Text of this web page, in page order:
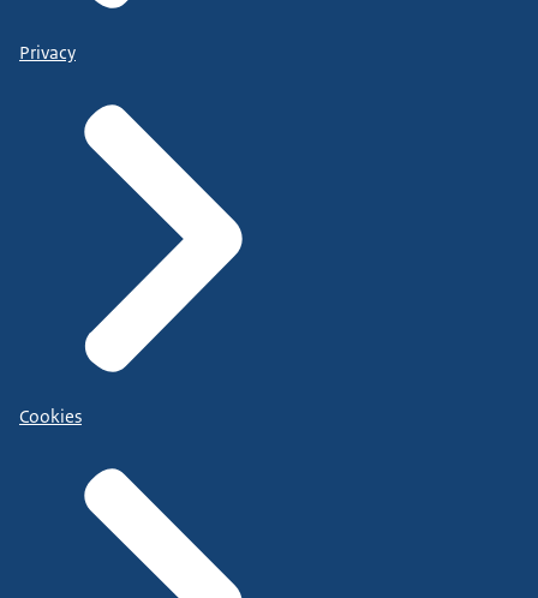
Privacy
Cookies